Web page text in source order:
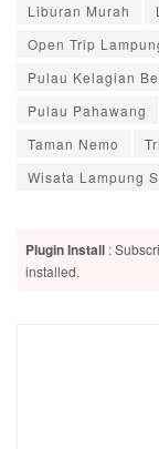
Liburan Murah
Open Trip
Pulau Kelagian
Pulau Pahawang
Taman Nemo
Wisata Lampung
Plugin Install :
installed.